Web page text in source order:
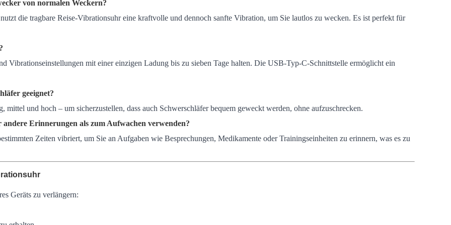
von normalen Weckern?
die tragbare Reise-Vibrationsuhr eine kraftvolle und dennoch sanfte Vibration, um Sie lautlos zu wecken. Es ist perfekt für
mit einer einzigen Ladung bis zu sieben Tage halten. Die USB-Typ-C-Schnittstelle ermöglicht ein
geeignet?
und hoch – um sicherzustellen, dass auch Schwerschläfer bequem geweckt werden, ohne aufzuschrecken.
Erinnerungen als zum Aufwachen verwenden?
Zeiten vibriert, um Sie an Aufgaben wie Besprechungen, Medikamente oder Trainingseinheiten zu erinnern, was es zu
Geräts zu verlängern: